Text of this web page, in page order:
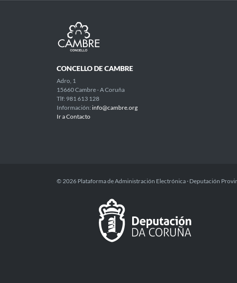
CONCELLO DE CAMBRE
Adro, 1
15660 Cambre - A Coruña
Tlf: 981 613 128
Información: info@cambre.org
Ir a Contacto
© 2026 Plataforma de Administración Electrónica · Deputación